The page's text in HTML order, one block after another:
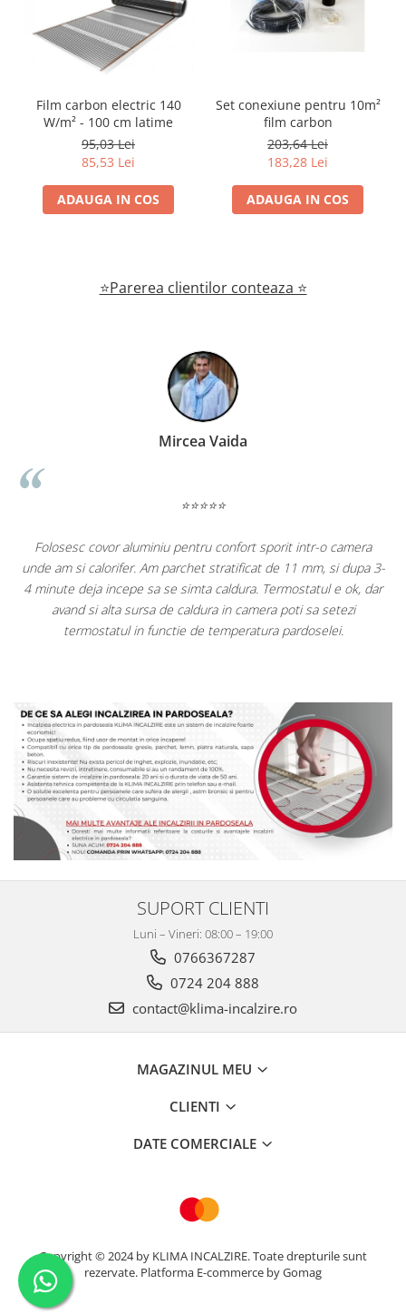
Film carbon electric 140
W/m² - 100 cm latime
95,03 Lei
85,53 Lei
ADAUGA IN COS
Set conexiune pentru 10m²
film carbon
203,64 Lei
183,28 Lei
ADAUGA IN COS
⭐Parerea clientilor conteaza ⭐
Mircea Vaida
⭐⭐⭐⭐⭐
Folosesc covor aluminiu pentru confort sporit intr-o camera
unde am si calorifer. Am parchet stratificat de 11 mm, si dupa 3-
4 minute deja incepe sa se simta caldura. Termostatul e ok, dar
avand si alta sursa de caldura in camera poti sa setezi
termostatul in functie de temperatura pardoselei.
SUPORT CLIENTI
Luni – Vineri: 08:00 – 19:00
0766367287
0724 204 888
contact@klima-incalzire.ro
MAGAZINUL MEU
CLIENTI
DATE COMERCIALE
Copyright © 2024 by KLIMA INCALZIRE. Toate drepturile sunt
rezervate. Platforma E-commerce by Gomag